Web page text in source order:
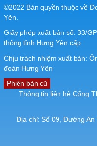
©2022 Bản quyền thuộc về
Yên.
Giấy phép xuất bản số: 33/
thông tỉnh Hưng Yên cấp
Chịu trách nhiệm xuất bản:
đoàn Hưng Yên
Phiên bản cũ
Thông tin liên hệ Cổng
Địa chỉ: Số 09, Đường An